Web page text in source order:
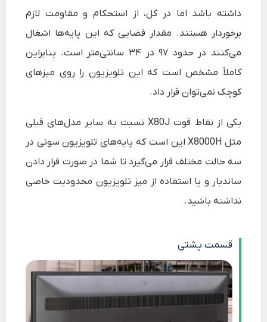
داشته باشد اما در کل، از استحکام و مقاومت لازم
برخوردار هستند. مقدار فضایی که این پایه‌ها اشغال
می‌کنند در حدود ۹۷ در ۳۴ سانتی‌متر است. بنابراین
کاملاً مشخص است که این تلویزیون را روی میز‌های
کوچک نمی‌توان قرار داد.
یکی از نقاط قوت X80J نسبت به سایر مدل‌های قبلی
مثل X8000H این است که پایه‌های تلویزیون سونی در
سه حالت مختلف قرار می‌گیرد تا شما در صورت قرار دادن
ساندبار و یا استفاده از میز تلویزیون محدودیت خاصی
نداشته باشید.
قسمت پشتی